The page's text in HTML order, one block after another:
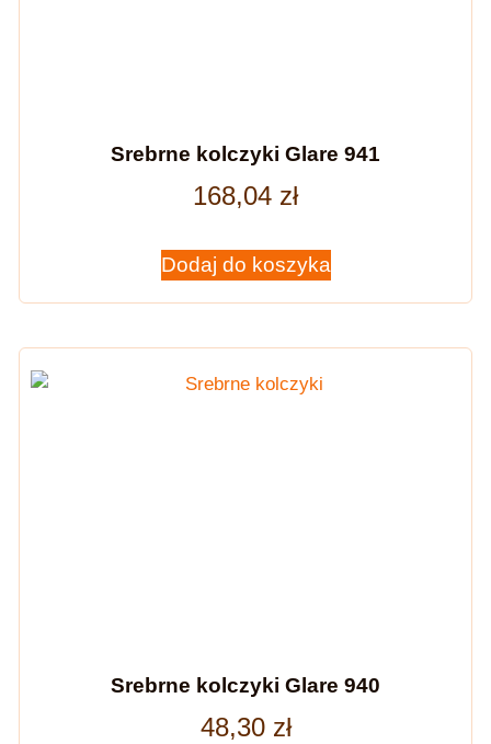
Srebrne kolczyki Glare 941
168,04 zł
Dodaj do koszyka
Srebrne kolczyki Glare 940
48,30 zł